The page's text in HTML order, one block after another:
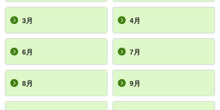
3月 4月
6月 7月
8月 9月